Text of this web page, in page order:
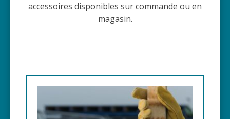
accessoires disponibles sur commande ou en
magasin.